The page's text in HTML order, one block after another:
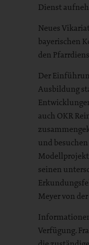
Dienst
Neues
bayerischen
den
Der
Ausbildung
auch OKR
und
seinen
Meyer von
Verfügung.